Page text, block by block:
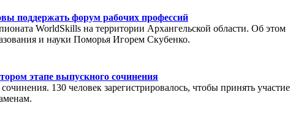
поддержать форум рабочих профессий
WorldSkills на территории Архангельской области. Об этом
и науки Поморья Игорем Скубенко.
этапе выпускного сочинения
130 человек зарегистрировалось, чтобы принять участие